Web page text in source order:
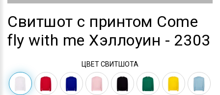
Свитшот с принтом Come
fly with me Хэллоуин - 2303
ЦВЕТ СВИТШОТА